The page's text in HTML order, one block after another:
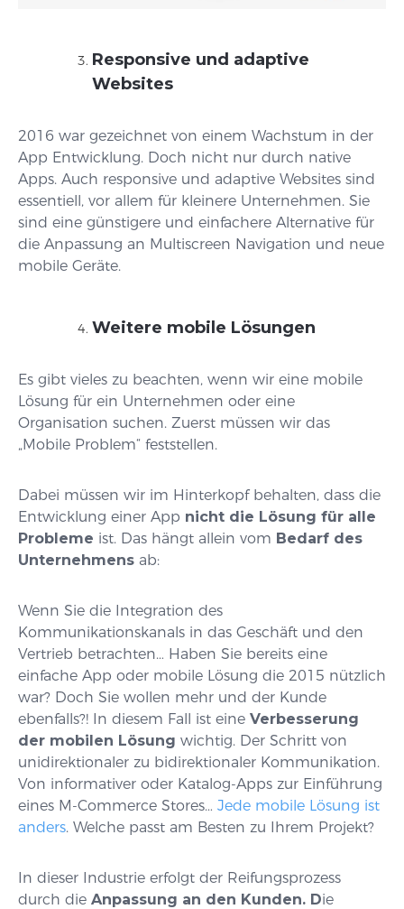
Responsive und adaptive
Websites
2016 war gezeichnet von einem Wachstum in der
App Entwicklung. Doch nicht nur durch native
Apps. Auch responsive und adaptive Websites sind
essentiell, vor allem für kleinere Unternehmen. Sie
sind eine günstigere und einfachere Alternative für
die Anpassung an Multiscreen Navigation und neue
mobile Geräte.
Weitere mobile Lösungen
Es gibt vieles zu beachten, wenn wir eine mobile
Lösung für ein Unternehmen oder eine
Organisation suchen. Zuerst müssen wir das
„Mobile Problem“ feststellen.
Dabei müssen wir im Hinterkopf behalten, dass die
Entwicklung einer App nicht die Lösung für alle
Probleme ist. Das hängt allein vom Bedarf des
Unternehmens ab:
Wenn Sie die Integration des
Kommunikationskanals in das Geschäft und den
Vertrieb betrachten… Haben Sie bereits eine
einfache App oder mobile Lösung die 2015 nützlich
war? Doch Sie wollen mehr und der Kunde
ebenfalls?! In diesem Fall ist eine Verbesserung
der mobilen Lösung wichtig. Der Schritt von
unidirektionaler zu bidirektionaler Kommunikation.
Von informativer oder Katalog-Apps zur Einführung
eines M-Commerce Stores… Jede mobile Lösung ist
anders. Welche passt am Besten zu Ihrem Projekt?
In dieser Industrie erfolgt der Reifungsprozess
durch die Anpassung an den Kunden. Die